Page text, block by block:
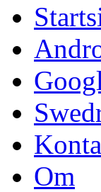
Om